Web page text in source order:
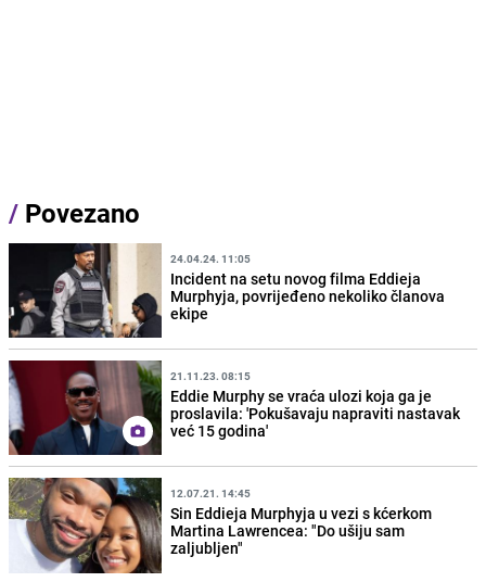
/ Povezano
24.04.24. 11:05
Incident na setu novog filma Eddieja
Murphyja, povrijeđeno nekoliko članova
ekipe
21.11.23. 08:15
Eddie Murphy se vraća ulozi koja ga je
proslavila: 'Pokušavaju napraviti nastavak
već 15 godina'
12.07.21. 14:45
Sin Eddieja Murphyja u vezi s kćerkom
Martina Lawrencea: "Do ušiju sam
zaljubljen"